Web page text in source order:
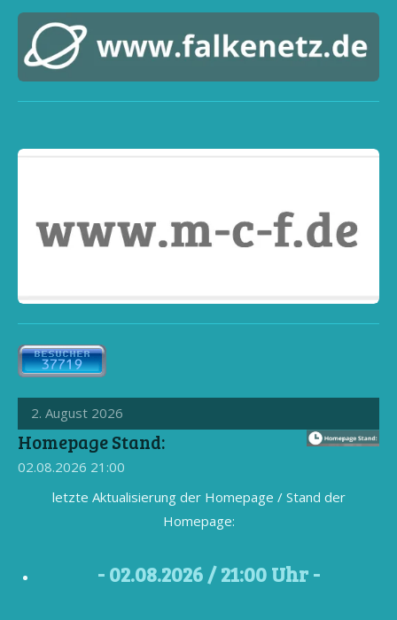
2. August 2026
Homepage Stand:
02.08.2026 21:00
letzte Aktualisierung der Homepage / Stand der
Homepage:
- 02.08.2026 / 21:00 Uhr -